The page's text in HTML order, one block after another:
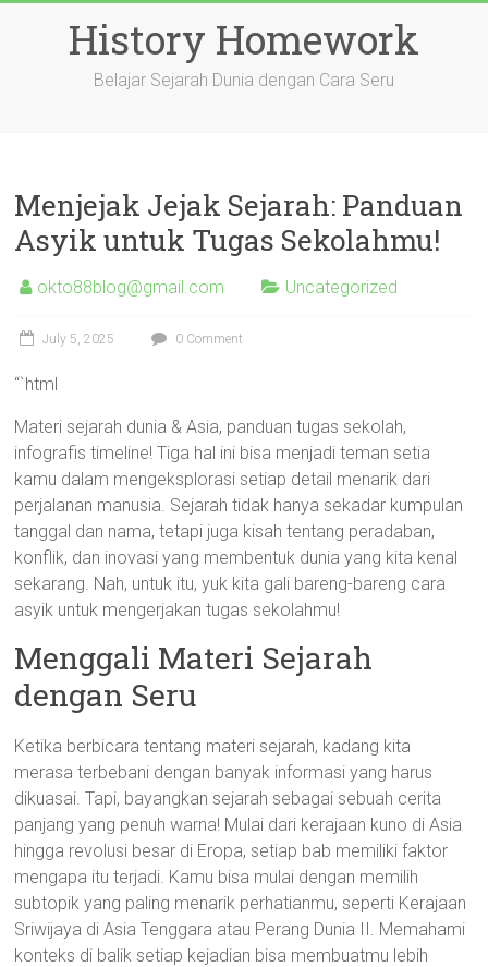
History Homework
Belajar Sejarah Dunia dengan Cara Seru
Menjejak Jejak Sejarah: Panduan
Asyik untuk Tugas Sekolahmu!
okto88blog@gmail.com Uncategorized
July 5, 2025 0 Comment
“`html
Materi sejarah dunia & Asia, panduan tugas sekolah,
infografis timeline! Tiga hal ini bisa menjadi teman setia
kamu dalam mengeksplorasi setiap detail menarik dari
perjalanan manusia. Sejarah tidak hanya sekadar kumpulan
tanggal dan nama, tetapi juga kisah tentang peradaban,
konflik, dan inovasi yang membentuk dunia yang kita kenal
sekarang. Nah, untuk itu, yuk kita gali bareng-bareng cara
asyik untuk mengerjakan tugas sekolahmu!
Menggali Materi Sejarah
dengan Seru
Ketika berbicara tentang materi sejarah, kadang kita
merasa terbebani dengan banyak informasi yang harus
dikuasai. Tapi, bayangkan sejarah sebagai sebuah cerita
panjang yang penuh warna! Mulai dari kerajaan kuno di Asia
hingga revolusi besar di Eropa, setiap bab memiliki faktor
mengapa itu terjadi. Kamu bisa mulai dengan memilih
subtopik yang paling menarik perhatianmu, seperti Kerajaan
Sriwijaya di Asia Tenggara atau Perang Dunia II. Memahami
konteks di balik setiap kejadian bisa membuatmu lebih